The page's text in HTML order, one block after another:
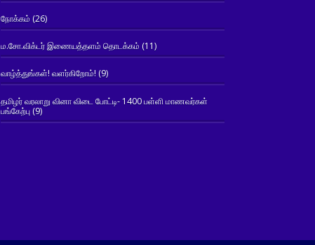
நோக்கம் (26)
ம.சோ.விக்டர் இணையத்தளம் தொடக்கம் (11)
வாழ்த்துங்கள்! வளர்கிறோம்! (9)
தமிழர் வரலாறு வினா விடை போட்டி- 1400 பள்ளி மாணவர்கள்
பங்கேற்பு(9)